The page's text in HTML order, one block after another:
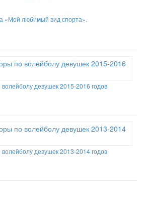
«Мой любимый вид спорта».
девушек 2015-2016 годов
девушек 2013-2014 годов